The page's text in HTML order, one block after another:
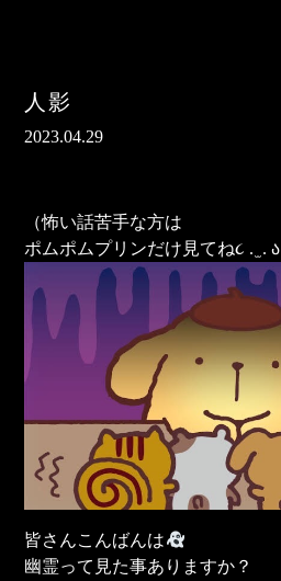
人影
2023.04.29
（怖い話苦手な方は
ポムポムプリンだけ見てね૮ . ̫ . ა
皆さんこんばんは
幽霊って見た事ありますか？